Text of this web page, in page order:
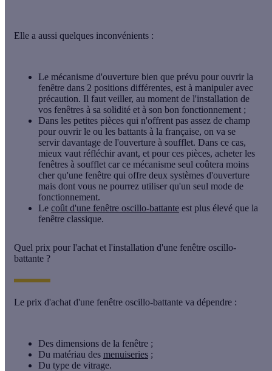
Elle a aussi quelques inconvénients :
Le mécanisme d'ouverture bien que prévu pour ouvrir la
fenêtre dans 2 positions différentes, est à manipuler avec
précaution. Il faut veiller, au moment de l'installation de
vos fenêtres à sa solidité et à son bon fonctionnement ;
Dans les petites pièces qui n'offrent pas assez de champ
pour ouvrir le ou les battants à la française, on va se
servir davantage de l'ouverture à soufflet. Dans ce cas,
mieux vaut réfléchir avant, et pour ces pièces, acheter les
fenêtres à soufflet car ce mécanisme seul coûtera moins
cher qu'une fenêtre qui offre deux systèmes d'ouverture
mais dont vous ne pourrez utiliser qu'un seul mode de
fonctionnement.
Le coût d'une fenêtre oscillo-battante est plus élevé que la
fenêtre classique.
Quel prix pour l'achat et l'installation d'une fenêtre oscillo-
battante ?
Le prix d'achat d'une fenêtre oscillo-battante va dépendre :
Des dimensions de la fenêtre ;
Du matériau des menuiseries ;
Du type de vitrage.